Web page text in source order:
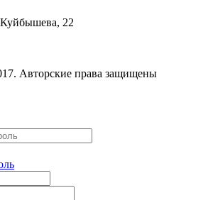
Куйбышева, 22
Авторские права защищены